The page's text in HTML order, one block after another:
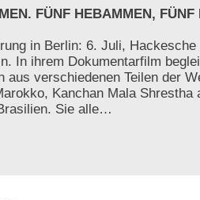
FÜNF HEBAMMEN,
in Berlin: 6. Juli,
In ihrem Dokumentarfilm
aus verschiedenen Teilen der
Kanchan Mala Shrestha
Sie alle…